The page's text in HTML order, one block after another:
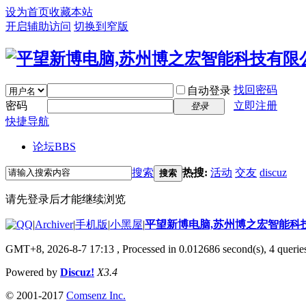
设为首页收藏本站
开启辅助访问 切换到窄版
自动登录 找回密码
密码
登录
立即注册
快捷导航
论坛BBS
搜索 搜索 热搜: 活动 交友 discuz
请先登录后才能继续浏览
|Archiver|手机版|小黑屋|平望新博电脑,苏州博之宏智能科
GMT+8, 2026-8-7 17:13 , Processed in 0.012686 second(s), 4
Powered by Discuz! X3.4
© 2001-2017 Comsenz Inc.